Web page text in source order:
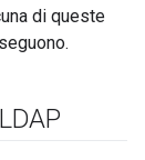
di queste
LDAP